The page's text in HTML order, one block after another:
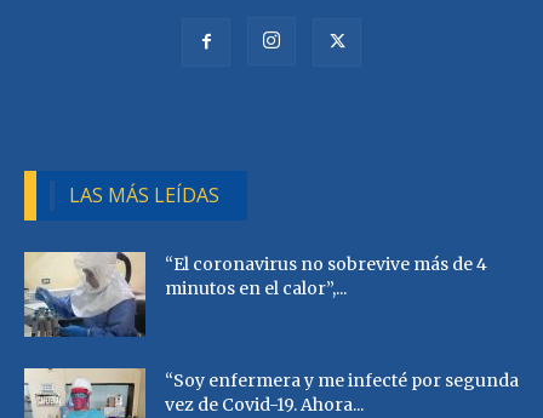
LAS MÁS LEÍDAS
“El coronavirus no sobrevive más de 4
minutos en el calor”,...
“Soy enfermera y me infecté por segunda
vez de Covid-19. Ahora...